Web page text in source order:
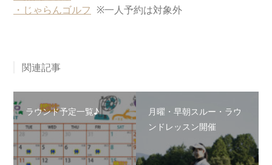
関連記事
ラウンド予定一覧♪
月曜・早朝スルー・ラウ
ンドレッスン開催